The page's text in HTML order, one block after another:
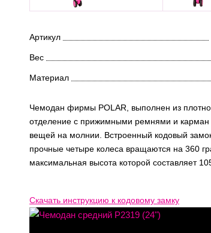
Артикул
Вес
Материал
Чемодан фирмы POLAR, выполнен из
отделение с прижимными ремнями и
вещей на молнии. Встроенный кодовый
прочные четыре колеса вращаются на 360
максимальная высота которой составляет
Скачать инструкцию к кодовому замку